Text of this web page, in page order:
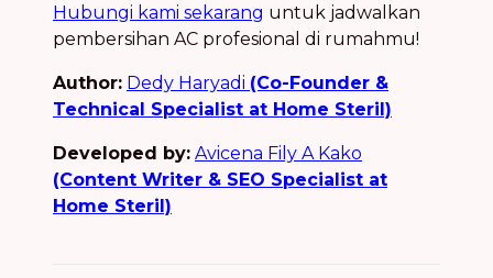
Hubungi kami sekarang untuk jadwalkan
pembersihan AC profesional di rumahmu!
Author: Dedy Haryadi (Co-Founder &
Technical Specialist at Home Steril)
Developed by: Avicena Fily A Kako
(Content Writer & SEO Specialist at
Home Steril)